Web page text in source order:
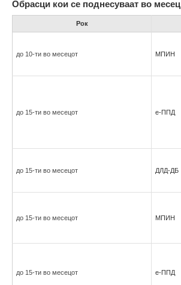
Обрасци кои се поднесуваат во
Рок
до 10-ти во месецот МПИН
до 15-ти во месецот е-ППД
до 15-ти во месецот ДЛД-ДБ
до 15-ти во месецот МПИН
до 15-ти во месецот е-ППД